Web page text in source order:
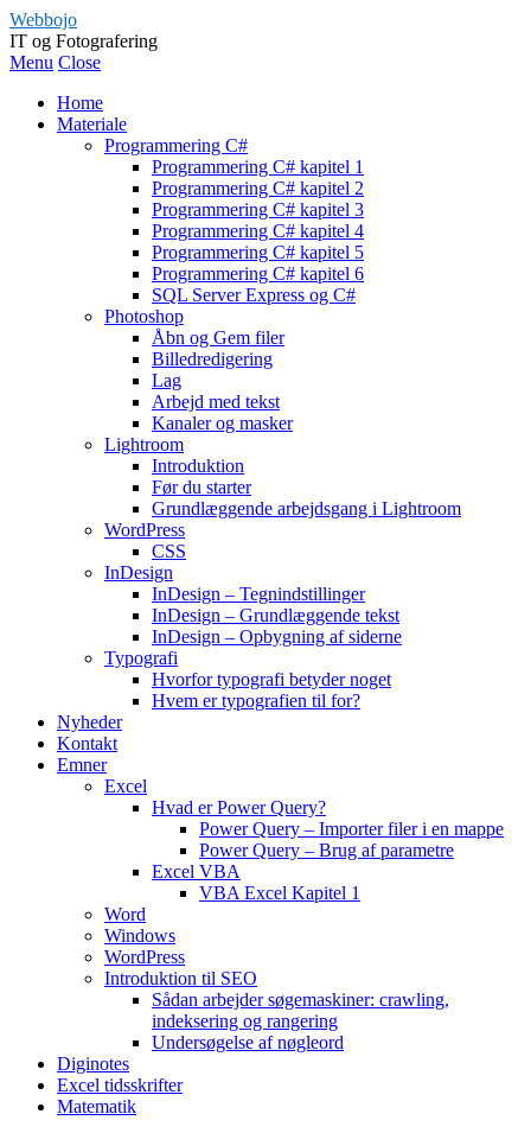
Webbojo
IT og Fotografering
Menu Close
Home
Materiale
Programmering C#
Programmering C# kapitel 1
Programmering C# kapitel 2
Programmering C# kapitel 3
Programmering C# kapitel 4
Programmering C# kapitel 5
Programmering C# kapitel 6
SQL Server Express og C#
Photoshop
Åbn og Gem filer
Billedredigering
Lag
Arbejd med tekst
Kanaler og masker
Lightroom
Introduktion
Før du starter
Grundlæggende arbejdsgang i Lightroom
WordPress
CSS
InDesign
InDesign – Tegnindstillinger
InDesign – Grundlæggende tekst
InDesign – Opbygning af siderne
Typografi
Hvorfor typografi betyder noget
Hvem er typografien til for?
Nyheder
Kontakt
Emner
Excel
Hvad er Power Query?
Power Query – Importer filer i en mappe
Power Query – Brug af parametre
Excel VBA
VBA Excel Kapitel 1
Word
Windows
WordPress
Introduktion til SEO
Sådan arbejder søgemaskiner: crawling,
indeksering og rangering
Undersøgelse af nøgleord
Diginotes
Excel tidsskrifter
Matematik